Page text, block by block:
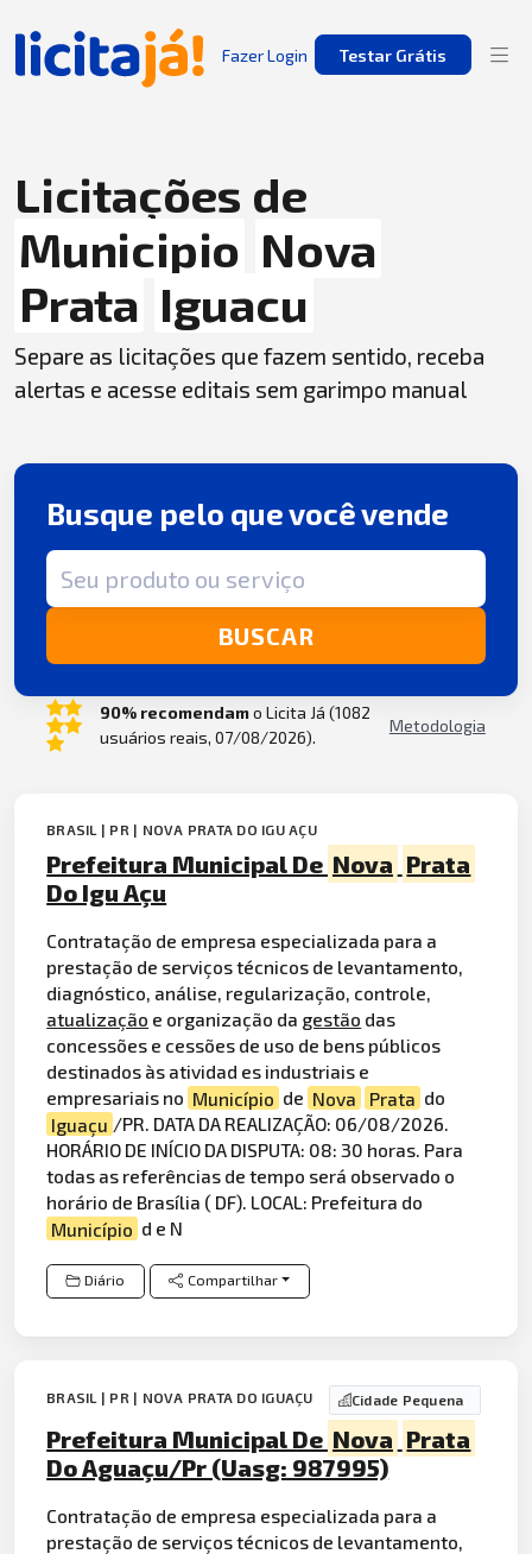
Fazer Login Testar Grátis
Licitações de
Municipio Nova
Prata Iguacu
Separe as licitações que fazem sentido, receba
alertas e acesse editais sem garimpo manual
Busque pelo que você vende
Termo de busca
BUSCAR
90% recomendamo Licita Já (1082
usuários reais, 07/08/2026).
Metodologia
BRASIL | PR | NOVA PRATA DO IGU AÇU
Prefeitura Municipal De Nova Prata
Do Igu Açu
Contratação de empresa especializada para a
prestação de serviços técnicos de levantamento,
diagnóstico, análise, regularização, controle,
atualização e organização da gestão das
concessões e cessões de uso de bens públicos
destinados às atividad es industriais e
empresariais no Município de Nova Prata do
Iguaçu /PR. DATA DA REALIZAÇÃO: 06/08/2026.
HORÁRIO DE INÍCIO DA DISPUTA: 08: 30 horas. Para
todas as referências de tempo será observado o
horário de Brasília ( DF). LOCAL: Prefeitura do
Município d e N
Diário Compartilhar
BRASIL | PR | NOVA PRATA DO IGUAÇU Cidade Pequena
Prefeitura Municipal De Nova Prata
Do Aguaçu/Pr (Uasg: 987995)
Contratação de empresa especializada para a
prestação de serviços técnicos de levantamento,